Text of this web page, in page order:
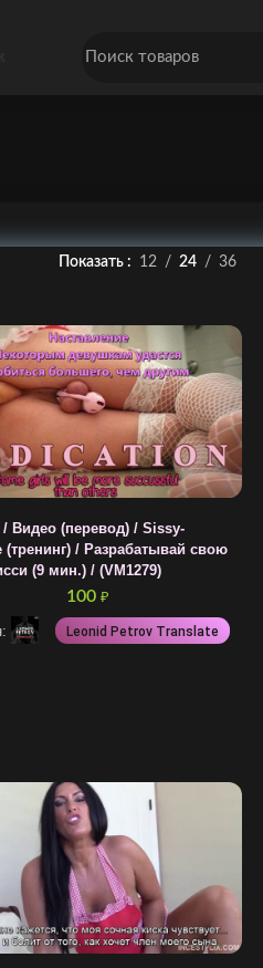
Показать 12 24 36
/ Видео (перевод) / Sissy-
(тренинг) / Разрабатывай свою
(9 мин.) / (VM1279)
100₽
Leonid Petrov Translate